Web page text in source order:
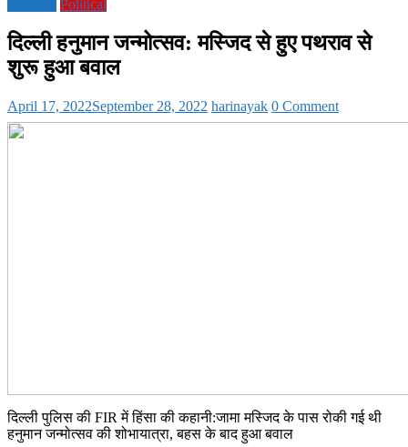
Political
दिल्ली हनुमान जन्मोत्सव: मस्जिद से हुए पथराव से
शुरू हुआ बवाल
April 17, 2022September 28, 2022 harinayak 0 Comment
दिल्ली पुलिस की FIR में हिंसा की कहानी:जामा मस्जिद के पास रोकी गई थी
हनुमान जन्मोत्सव की शोभायात्रा, बहस के बाद हुआ बवाल